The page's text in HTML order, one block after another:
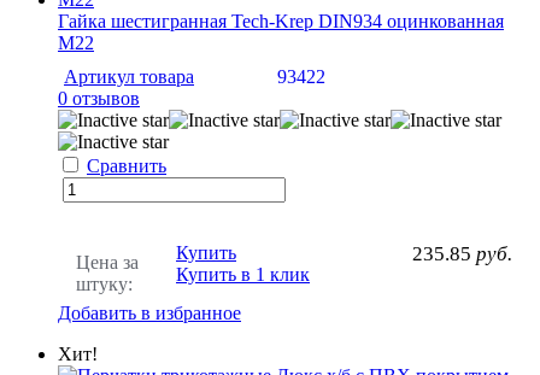
Гайка шестигранная Tech-Krep DIN934 оцинкованная
M22
Артикул товара
93422
0 отзывов
Сравнить
Цена за
штуку:
235.85 руб.
Купить
Купить в 1 клик
Добавить в избранное
Хит!